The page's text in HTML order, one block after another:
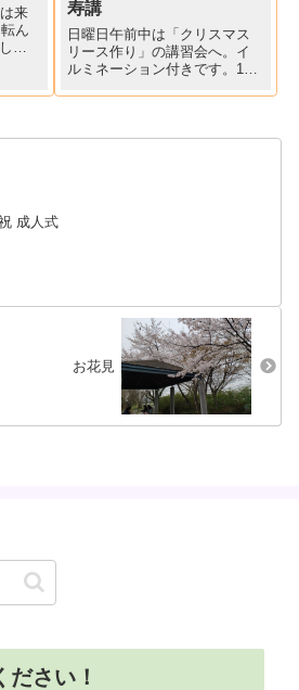
来
ん
ば
業
寿講
日曜日午前中は「クリスマス
リース作り」の講習会へ。イ
ルミネーション付きです。11
り、お金が貯まるように( ´艸
成人式
お花見
ださい！